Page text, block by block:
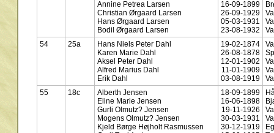
Annine Petrea Larsen
Christian Ørgaard Larsen
Hans Ørgaard Larsen
Bodil Ørgaard Larsen
16-09-1899
26-09-1929
05-03-1931
23-08-1932
54
25a
Hans Niels Peter Dahl
Karen Marie Dahl
Aksel Peter Dahl
Alfred Marius Dahl
Erik Dahl
19-02-1874
26-08-1878
12-01-1902
11-01-1909
03-08-1919
55
18c
Alberth Jensen
Eline Marie Jensen
Gurli Olmutz? Jensen
Mogens Olmutz? Jensen
Kjeld Børge Højholt Rasmussen
18-09-1899
16-06-1898
19-11-1926
30-03-1931
30-12-1919